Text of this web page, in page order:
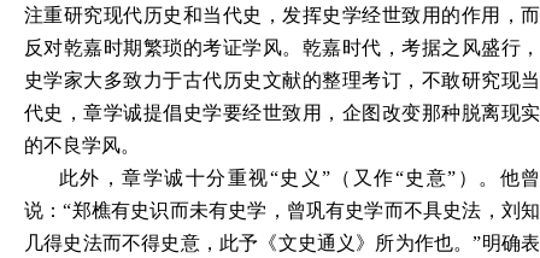
注重研究现代历史和当代史，发挥史学经世致用的作用，而
反对乾嘉时期繁琐的考证学风。乾嘉时代，考据之风盛行，
史学家大多致力于古代历史文献的整理考订，不敢研究现当
代史，章学诚提倡史学要经世致用，企图改变那种脱离现实
的不良学风。
此外，章学诚十分重视“史义”（又作“史意”）。他曾
说：“郑樵有史识而未有史学，曾巩有史学而不具史法，刘知
几得史法而不得史意，此予《文史通义》所为作也。”明确表